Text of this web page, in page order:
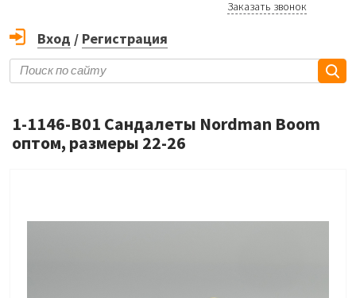
Заказать звонок
Вход / Регистрация
1-1146-B01 Сандалеты Nordman Boom
оптом, размеры 22-26